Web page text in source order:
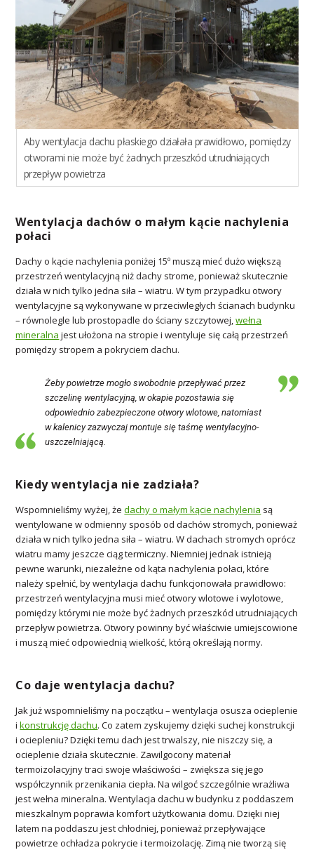
Aby wentylacja dachu płaskiego działała prawidłowo, pomiędzy
otworami nie może być żadnych przeszkód utrudniających
przepływ powietrza
Wentylacja dachów o małym kącie nachylenia
połaci
Dachy o kącie nachylenia poniżej 15º muszą mieć dużo większą
przestrzeń wentylacyjną niż dachy strome, ponieważ skutecznie
działa w nich tylko jedna siła – wiatru. W tym przypadku otwory
wentylacyjne są wykonywane w przeciwległych ścianach budynku
– równolegle lub prostopadle do ściany szczytowej,wełna
mineralna jest ułożona na stropie i wentyluje się całą przestrzeń
pomiędzy stropem a pokryciem dachu.
Żeby powietrze mogło swobodnie przepływać przez
szczelinę wentylacyjną, w okapie pozostawia się
odpowiednio zabezpieczone otwory wlotowe, natomiast
w kalenicy zazwyczaj montuje się taśmę wentylacyjno-
uszczelniającą.
Kiedy wentylacja nie zadziała?
Wspomnieliśmy wyżej, żedachy o małym kącie nachylenia są
wentylowane w odmienny sposób od dachów stromych, ponieważ
działa w nich tylko jedna siła – wiatru. W dachach stromych oprócz
wiatru mamy jeszcze ciąg termiczny. Niemniej jednak istnieją
pewne warunki, niezależne od kąta nachylenia połaci, które
należy spełnić, by wentylacja dachu funkcjonowała prawidłowo:
przestrzeń wentylacyjna musi mieć otwory wlotowe i wylotowe,
pomiędzy którymi nie może być żadnych przeszkód utrudniających
przepływ powietrza. Otwory powinny być właściwie umiejscowione
i muszą mieć odpowiednią wielkość, którą określają normy.
Co daje wentylacja dachu?
Jak już wspomnieliśmy na początku – wentylacja osusza ocieplenie
ikonstrukcję dachu. Co zatem zyskujemy dzięki suchej konstrukcji
i ociepleniu? Dzięki temu dach jest trwalszy, nie niszczy się, a
ocieplenie działa skutecznie. Zawilgocony materiał
termoizolacyjny traci swoje właściwości – zwiększa się jego
współczynnik przenikania ciepła. Na wilgoć szczególnie wrażliwa
jest wełna mineralna. Wentylacja dachu w budynku z poddaszem
mieszkalnym poprawia komfort użytkowania domu. Dzięki niej
latem na poddaszu jest chłodniej, ponieważ przepływające
powietrze ochładza pokrycie i termoizolację. Zimą nie tworzą się